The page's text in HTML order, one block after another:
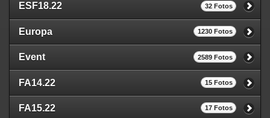
ESF18.22 32 Fotos
Europa 1230 Fotos
Event 2589 Fotos
FA14.22 15 Fotos
FA15.22 17 Fotos